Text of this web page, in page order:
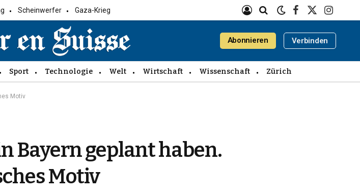
Scheinwerfer Gaza-Krieg
Facebook
X
Abonnieren Verbinden
Sport Technologie Welt Wirtschaft Wissenschaft Zürich
Motiv
Bayern geplant haben.
Motiv